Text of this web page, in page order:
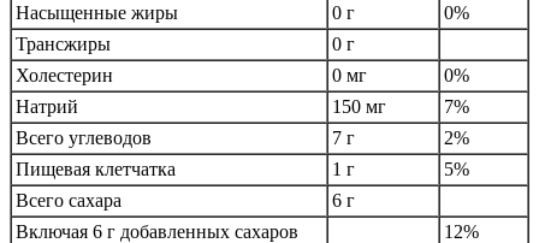
Насыщенные жиры
0 г
0%
Трансжиры
0 г
Холестерин
0 мг
0%
Натрий
150 мг
7%
Всего углеводов
7 г
2%
Пищевая клетчатка
1 г
5%
Всего сахара
6 г
Включая 6 г добавленных сахаров
12%